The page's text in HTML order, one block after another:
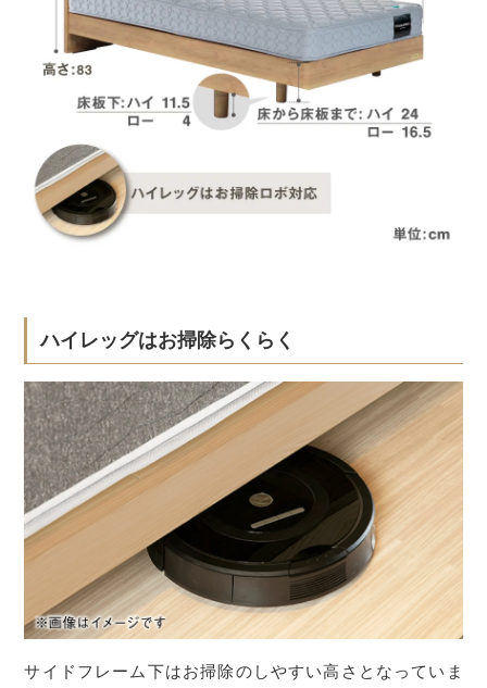
ハイレッグはお掃除らくらく
サイドフレーム下はお掃除のしやすい高さとなっていま